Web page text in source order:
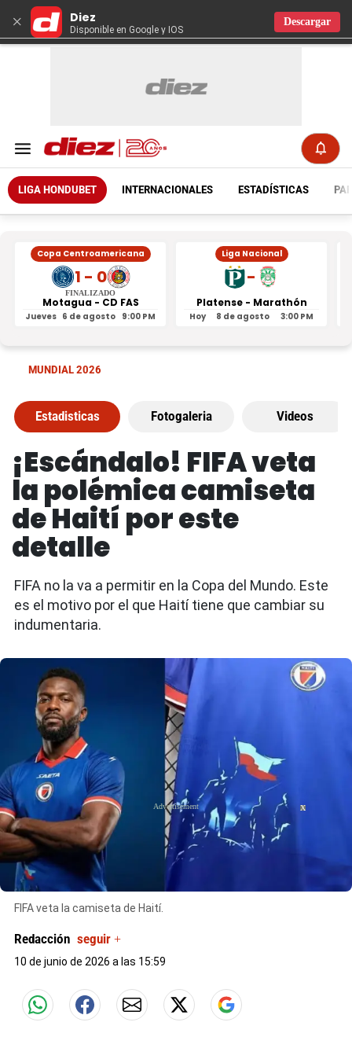
× Diez
Disponible en Google y IOS
Descargar
LIGA HONDUBET INTERNACIONALES ESTADÍSTICAS
Copa Centroamericana
1 - 0
FINALIZADO
Motagua - CD FAS
Jueves 6 de agosto 9:00 PM
Liga Nacional
-
Platense - Marathón
Hoy 8 de agosto 3:00 PM
MUNDIAL 2026
Estadisticas Fotogaleria Videos
¡Escándalo! FIFA veta
la polémica camiseta
de Haití por este
detalle
FIFA no la va a permitir en la Copa del Mundo. Este
es el motivo por el que Haití tiene que cambiar su
indumentaria.
FIFA veta la camiseta de Haití.
X
X
Redacción seguir +
10 de junio de 2026 a las 15:59